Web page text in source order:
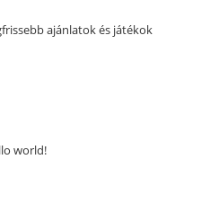
ajánlatok és játékok
world!